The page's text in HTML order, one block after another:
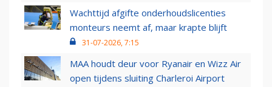
Wachttijd afgifte onderhoudslicenties
monteurs neemt af, maar krapte blijft
31-07-2026, 7:15
MAA houdt deur voor Ryanair en Wizz Air
open tijdens sluiting Charleroi Airport